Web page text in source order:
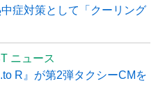
症対策として「クーリング
ニュース
R』が第2弾タクシーCMを